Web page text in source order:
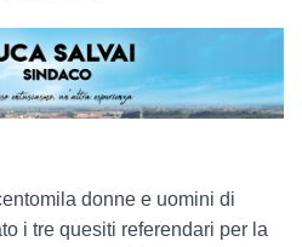
E
G
donne e uomini di
i tre quesiti referendari per la